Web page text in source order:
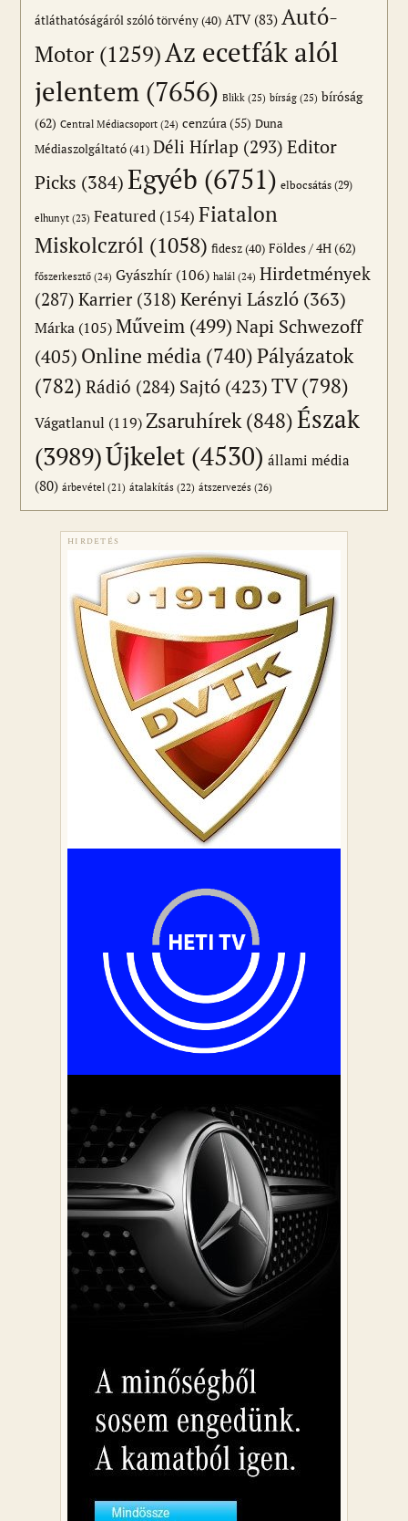
átláthatóságáról szóló törvény(40) ATV(83) Autó-
Motor (1259)Az ecetfák alól
jelentem (7656) Blikk (25) bírság (25) bíróság
(62) Central Médiacsoport (24) cenzúra(55) Duna
Médiaszolgáltató(41) Déli Hírlap (293) Editor
Picks (384)Egyéb (6751) elbocsátás (29)
elhunyt (23) Featured (154) Fiatalon
Miskolczról (1058) fidesz(40) Földes / 4H(62)
főszerkesztő (24) Gyászhír (106) halál (24) Hirdetmények
(287) Karrier(318) Kerényi László (363)
Márka (105) Műveim (499)Napi Schwezoff
(405) Online média (740)Pályázatok
(782) Rádió (284) Sajtó (423)TV(798)
Vágatlanul (119)Zsaruhírek(848)Észak
(3989)Újkelet (4530) állami média
(80) árbevétel (21) átalakítás (22) átszervezés (26)
HIRDETÉS